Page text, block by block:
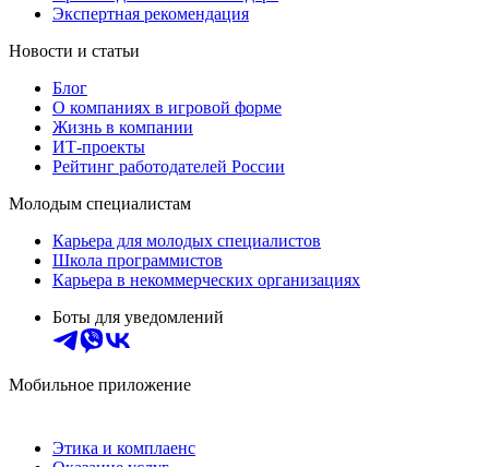
Экспертная рекомендация
Новости и статьи
Блог
О компаниях в игровой форме
Жизнь в компании
ИТ-проекты
Рейтинг работодателей России
Молодым специалистам
Карьера для молодых специалистов
Школа программистов
Карьера в некоммерческих организациях
Боты для уведомлений
Мобильное приложение
Этика и комплаенс